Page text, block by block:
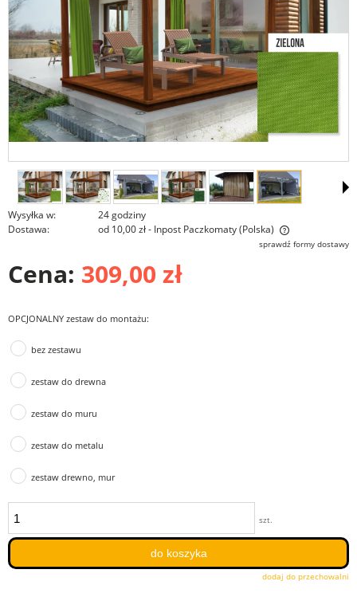
Wysyłka w:
24 godziny
Dostawa:
od 10,00 zł- Inpost Paczkomaty(Polska)
Cena nie zawiera ewentualnych kosztów płatnościsprawdź formy dostawy
Cena: 309,00 zł
OPCJONALNY zestaw do montażu:
bez zestawu
zestaw do drewna
zestaw do muru
zestaw do metalu
zestaw drewno, mur
szt.
do koszyka
dodaj do przechowalni